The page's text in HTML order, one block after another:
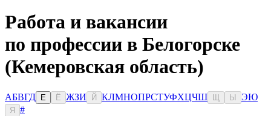
Работа и вакансии
по профессии в Белогорске
(Кемеровская область)
АБВГД Е Ё ЖЗИ Й КЛМНОПРСТУФХЦЧШ Ы ЭЮ
Я
#